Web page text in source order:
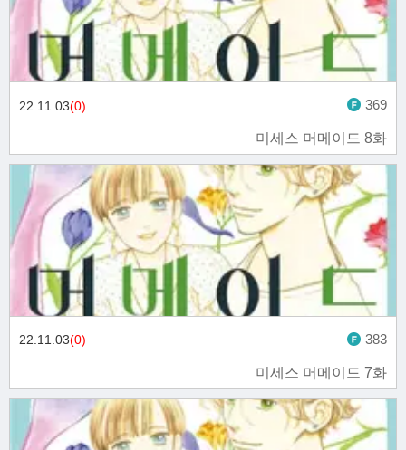
미세스 머메이드 8화
22.11.03(0) 369
미세스 머메이드 7화
22.11.03(0) 383